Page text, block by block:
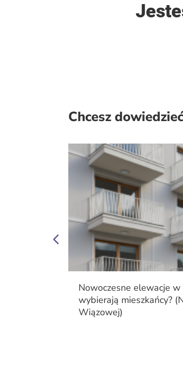
Chcesz
Nowoczesne elewacje
wybierają mieszkańcy?
Wiązowej)